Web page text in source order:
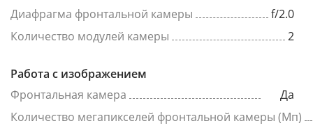
Диафрагма фронтальной камеры
f/2.0
Количество модулей камеры
2
Работа с изображением
Фронтальная камера
Да
Количество мегапикселей фронтальной камеры (Мп)